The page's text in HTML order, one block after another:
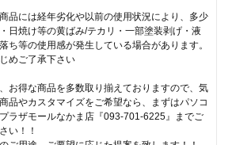
品には経年劣化や以前の使用状況により、多少
日焼け等の黄ばみ/テカリ・一部塗装剥げ・液
ち等の使用感が発生している場合があります。
めご了承下さい
お得な商品を多数取り揃えておりますので、気
品やカスタマイズをご希望なら、まずはパソコ
ラザモールなかま店『093-701-6225』までご
い！！